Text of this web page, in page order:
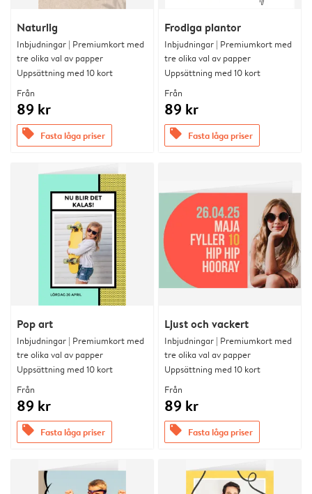
Naturlig
Inbjudningar | Premiumkort med
tre olika val av papper
Uppsättning med 10 kort
Från
89 kr
offers Fasta låga priser
Frodiga plantor
Inbjudningar | Premiumkort med
tre olika val av papper
Uppsättning med 10 kort
Från
89 kr
offers Fasta låga priser
Pop art
Inbjudningar | Premiumkort med
tre olika val av papper
Uppsättning med 10 kort
Från
89 kr
offers Fasta låga priser
Ljust och vackert
Inbjudningar | Premiumkort med
tre olika val av papper
Uppsättning med 10 kort
Från
89 kr
offers Fasta låga priser